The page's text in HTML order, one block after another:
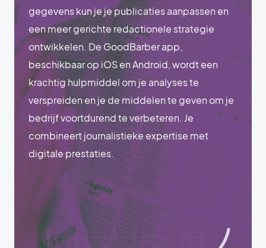
gegevens kun je je publicaties aanpassen en
een meer gerichte redactionele strategie
ontwikkelen. De GoodBarber app,
beschikbaar op iOS en Android, wordt een
krachtig hulpmiddel om je analyses te
verspreiden en je de middelen te geven om je
bedrijf voortdurend te verbeteren. Je
combineert journalistieke expertise met
digitale prestaties.